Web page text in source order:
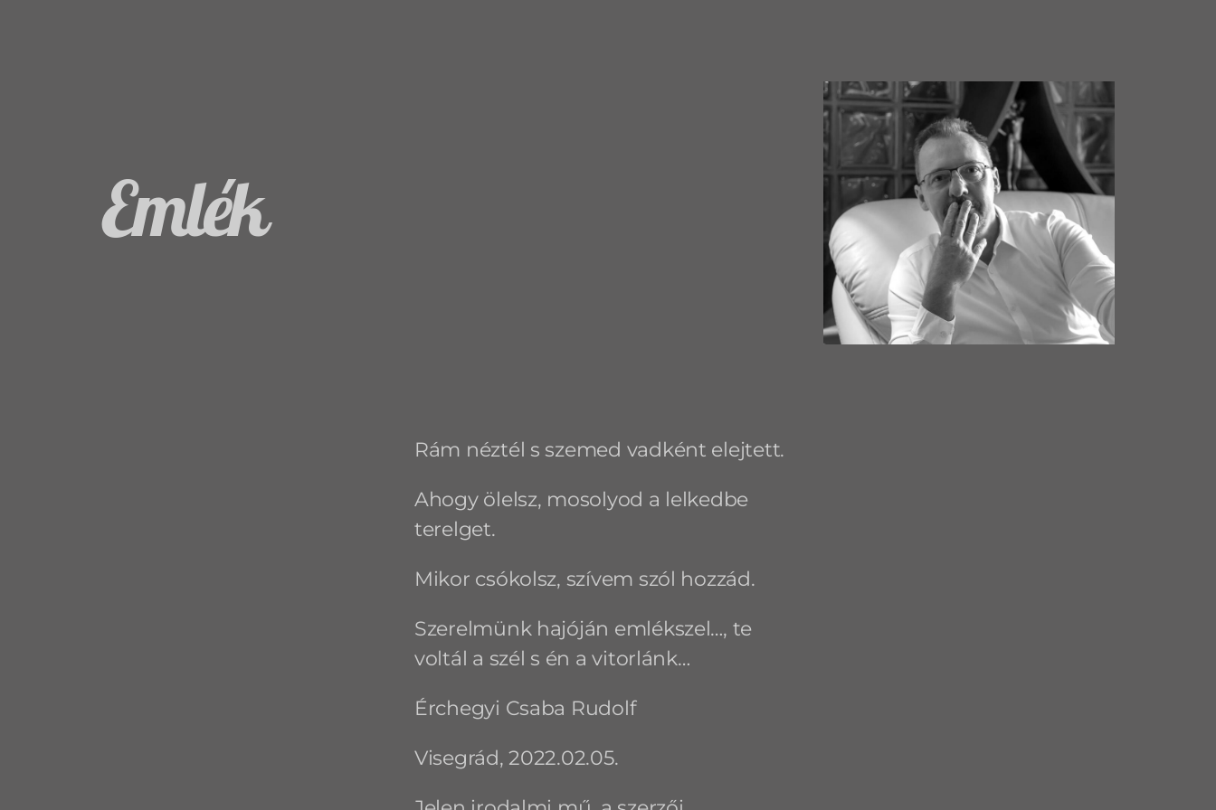
Emlék
Rám néztél s szemed vadként elejtett.
Ahogy ölelsz, mosolyod a lelkedbe
terelget.
Mikor csókolsz, szívem szól hozzád.
Szerelmünk hajóján emlékszel…, te
voltál a szél s én a vitorlánk…
Érchegyi Csaba Rudolf
Visegrád, 2022.02.05.